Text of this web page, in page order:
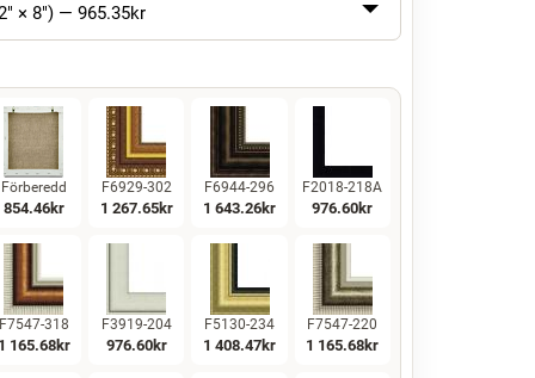
× 8") — 965.35kr
Förberedd
854.46kr
F6929-302
1 267.65kr
F6944-296
1 643.26kr
F2018-218A
976.60kr
F7547-318
1 165.68kr
F3919-204
976.60kr
F5130-234
1 408.47kr
F7547-220
1 165.68kr